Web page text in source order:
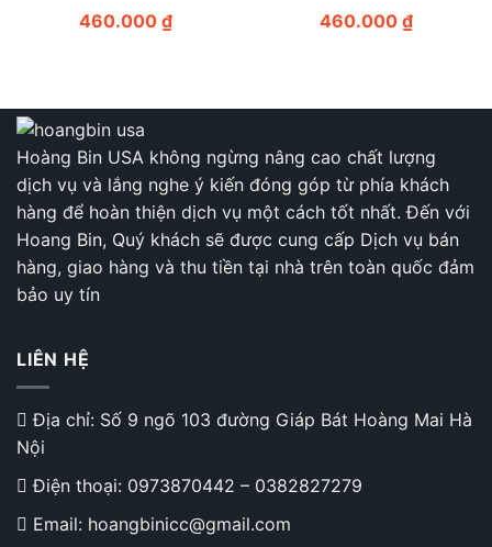
460.000 ₫ 460.000 ₫
Hoàng Bin USA không ngừng nâng cao chất lượng
dịch vụ và lắng nghe ý kiến đóng góp từ phía khách
hàng để hoàn thiện dịch vụ một cách tốt nhất. Đến với
Hoang Bin, Quý khách sẽ được cung cấp Dịch vụ bán
hàng, giao hàng và thu tiền tại nhà trên toàn quốc đảm
bảo uy tín
LIÊN HỆ
Địa chỉ: Số 9 ngõ 103 đường Giáp Bát Hoàng Mai Hà
Nội
Điện thoại: 0973870442 – 0382827279
Email: hoangbinicc@gmail.com